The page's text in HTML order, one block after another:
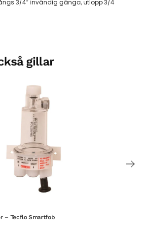
3/4” invändig gänga, utlopp 3/4
gillar
– Tecflo Smartfob